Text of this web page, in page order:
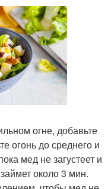
огне, добавьте
огонь до среднего и
мед не загустеет и
около 3 мин.